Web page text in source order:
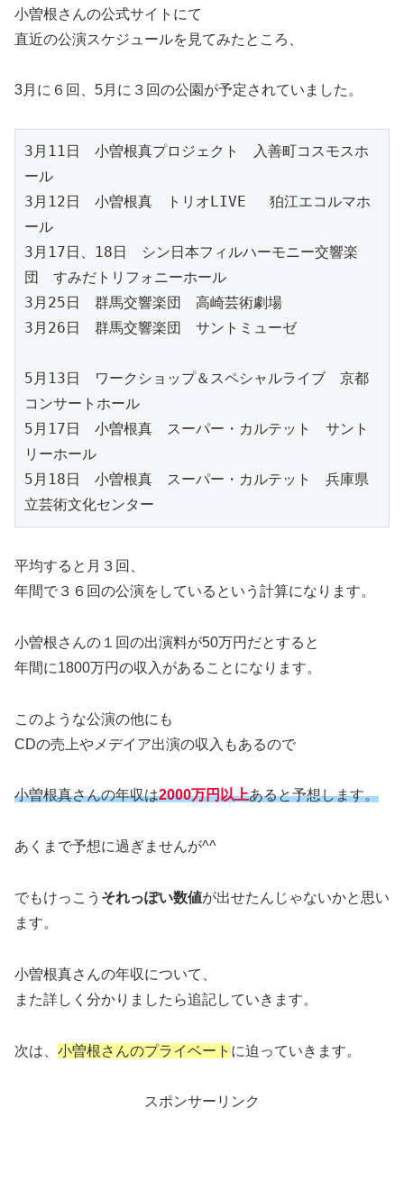
小曽根さんの公式サイトにて
直近の公演スケジュールを見てみたところ、
3月に６回、5月に３回の公園が予定されていました。
3月11日　小曽根真プロジェクト　入善町コスモスホ
ール
3月12日　小曽根真　トリオLIVE 　狛江エコルマホ
ール
3月17日、18日　シン日本フィルハーモニー交響楽
団　すみだトリフォニーホール
3月25日　群馬交響楽団　高崎芸術劇場
3月26日　群馬交響楽団　サントミューゼ
5月13日　ワークショップ＆スペシャルライブ　京都
コンサートホール
5月17日　小曽根真　スーパー・カルテット　サント
リーホール
5月18日　小曽根真　スーパー・カルテット　兵庫県
平均すると月３回、
年間で３６回の公演をしているという計算になります。
小曽根さんの１回の出演料が50万円だとすると
年間に1800万円の収入があることになります。
このような公演の他にも
CDの売上やメデイア出演の収入もあるので
小曽根真さんの年収は2000万円以上あると予想します。
あくまで予想に過ぎませんが^^
でもけっこう それっぽい数値が出せたんじゃないかと思い
ます。
小曽根真さんの年収について、
また詳しく分かりましたら追記していきます。
次は、 小曽根さんのプライベート に迫っていきます。
スポンサーリンク